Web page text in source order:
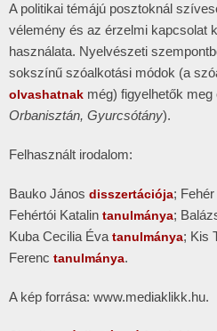
A politikai témájú posztoknál
vélemény és az érzelmi kapcsolat
használata. Nyelvészeti
sokszínű szóalkotási módok (a
olvashatnak még) figyelhetők meg
Orbanisztán, Gyurcsótány).
Felhasznált irodalom:
Bauko János disszertációja;
Fehértói Katalin tanulmánya;
Kuba Cecilia Éva tanulmánya; Kis
Ferenc tanulmánya.
A kép forrása: www.mediaklikk.hu.